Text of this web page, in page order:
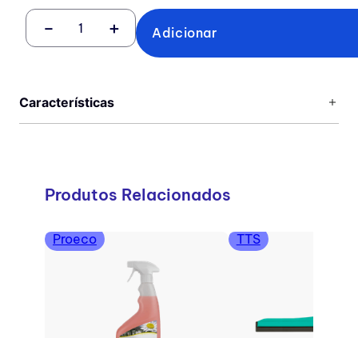
＋
－ Adicionar
Características
Produtos Relacionados
Proeco TTS